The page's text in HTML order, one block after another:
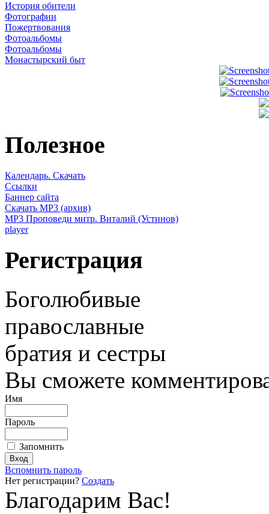
История обители
Фотографии
Пожертвования
Фотоальбомы
Фотоальбомы
Монастырский быт
Полезное
Календарь. Скачать
Ссылки
Баннер сайта
Скачать MP3 (архив)
MP3 Проповеди митр. Виталий (Устинов)
player
Регистрация
Боголюбивые
православные
братия и сестры
Вы сможете
Имя
Пароль
Запомнить
Вспомнить пароль
Нет регистрации? Создать
Благодарим Вас!